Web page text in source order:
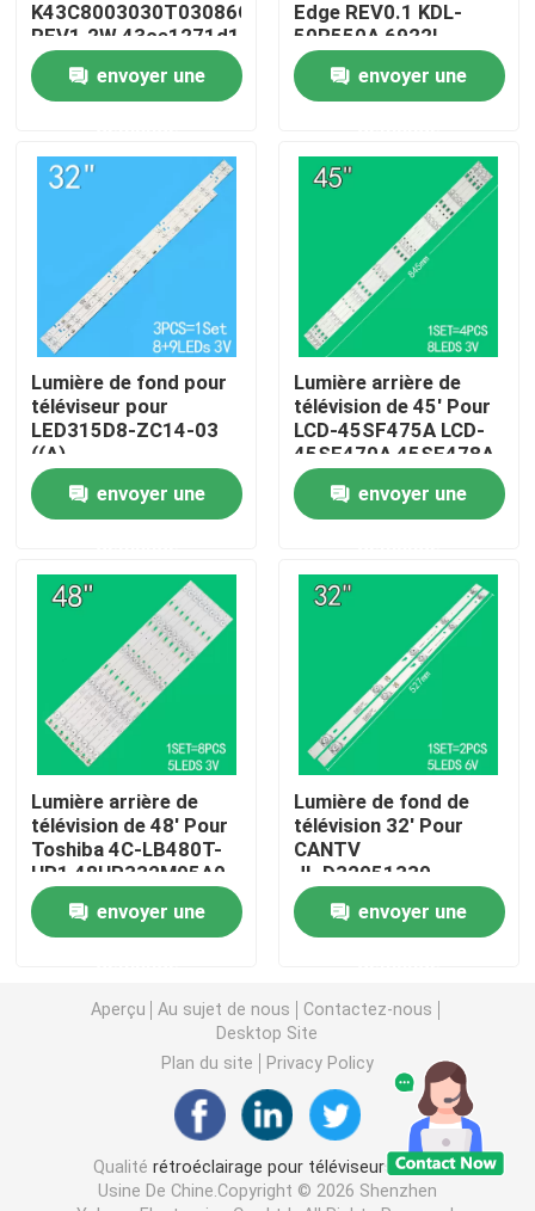
Produits
Au sujet de nous
Visite d'usine
Contrôle de qualité
Contactez-nous
Nouvelles
Demandez une citation
rétroéclairage pour téléviseurs à LED
Bande menée de contre-jour
Lumière arrière LG TV
Le rétroéclairage du téléviseur Samsung
La rétroéclairage TOSHIBA TV
TCL TV rétroéclairage
Lumière de fond Vestel
K43C8003030T03086C9-
REV1.2W 43ce1271d1
envoyer une
Edge REV0.1 KDL-
50R550A 6922L-
0083A 6916L1291A
envoyer une
Lumière de fond pour
téléviseur pour
LED315D8-ZC14-03
((A)
315D3503V1W4C1BX2-
55917M
30331509207
envoyer une
Lumière arrière de
télévision de 45' Pour
LCD-45SF475A LCD-
45SF470A 45SF478A
45TX4100
3P45UM003 A0
3P45UM001 A9
3P45UM001
envoyer une
Lumière arrière de
télévision de 48' Pour
Toshiba 4C-LB480T-
HR1 48HR332M05A0
48D15005 48L25EBC
48L26CMC 48L2600C
48L2500C
envoyer une
Lumière de fond de
télévision 32' Pour
CANTV
JL.D32051330-
020AS-M
32HR332M05A1 V3
4D-LE3202-YC1P0Z1
envoyer une
Aperçu Au sujet de nous
Contactez-nous
Desktop Site
Plan du site
Privacy Policy
Qualité rétroéclairage pour téléviseurs à LED
Usine De Chine.Copyright © 2026 Shenzhen